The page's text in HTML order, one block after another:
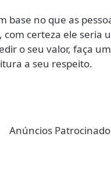
base no que as
com certeza ele
o seu valor, faça
a seu respeito.
Anúncios